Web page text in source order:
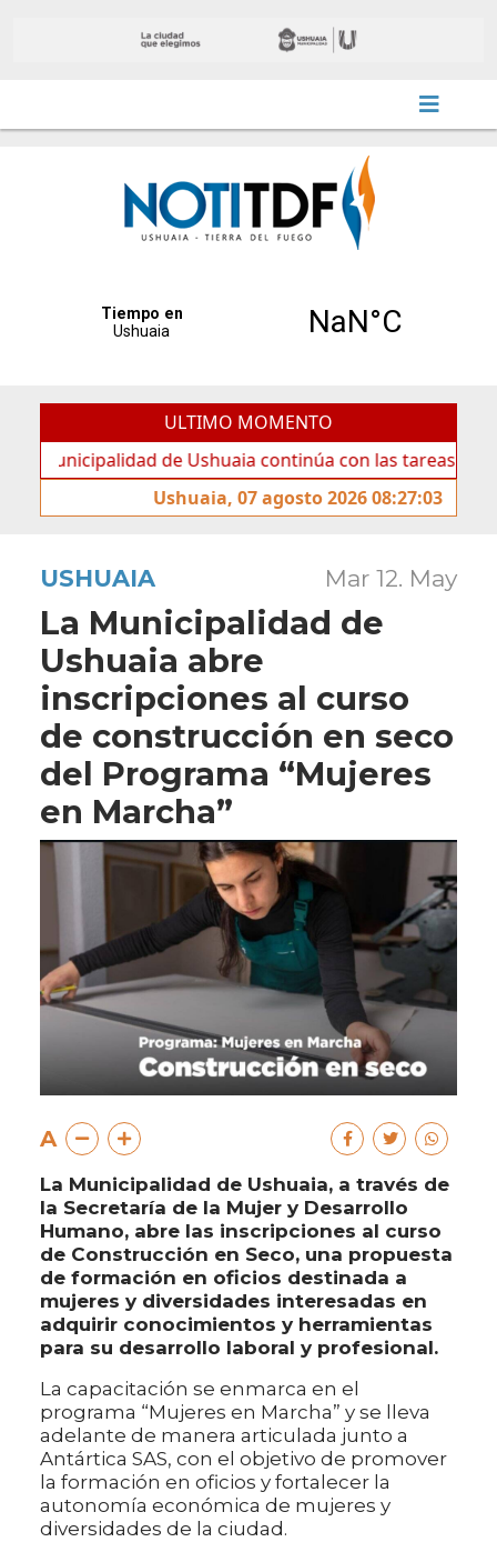
ULTIMO MOMENTO
de Ushuaia continúa con las tareas de
Ushuaia, 07 agosto 2026 08:27:03
USHUAIA Mar 12. May
La Municipalidad de
Ushuaia abre
inscripciones al curso
de construcción en seco
del Programa “Mujeres
en Marcha”
A
La Municipalidad de Ushuaia, a través de
la Secretaría de la Mujer y Desarrollo
Humano, abre las inscripciones al curso
de Construcción en Seco, una propuesta
de formación en oficios destinada a
mujeres y diversidades interesadas en
adquirir conocimientos y herramientas
para su desarrollo laboral y profesional.
La capacitación se enmarca en el
programa “Mujeres en Marcha” y se lleva
adelante de manera articulada junto a
Antártica SAS, con el objetivo de promover
la formación en oficios y fortalecer la
autonomía económica de mujeres y
diversidades de la ciudad.